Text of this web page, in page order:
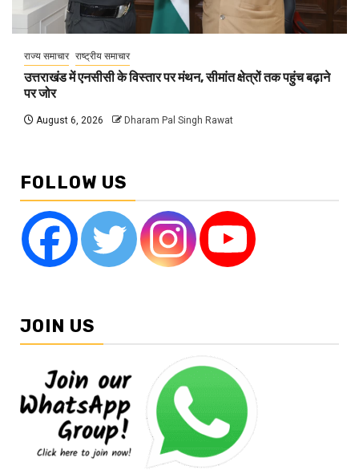
राज्य समाचार राष्ट्रीय समाचार
उत्तराखंड में एनसीसी के विस्तार पर मंथन, सीमांत क्षेत्रों तक पहुंच बढ़ाने
पर जोर
August 6, 2026 Dharam Pal Singh Rawat
FOLLOW US
JOIN US